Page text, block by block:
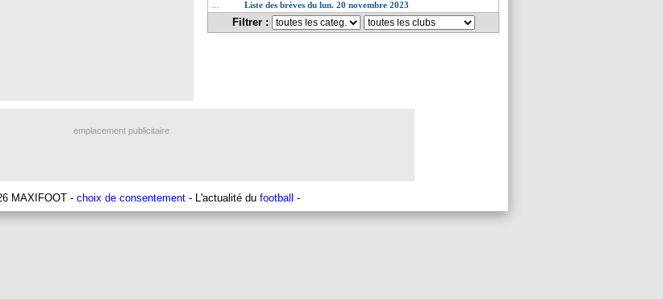
Liste des brèves du lun. 20 novembre 2023
Filtrer :
emplacement publicitaire
MAXIFOOT - choix de consentement - L'actualité du football -